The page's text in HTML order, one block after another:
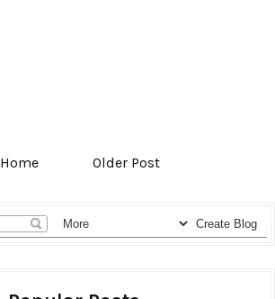
Home Older Post